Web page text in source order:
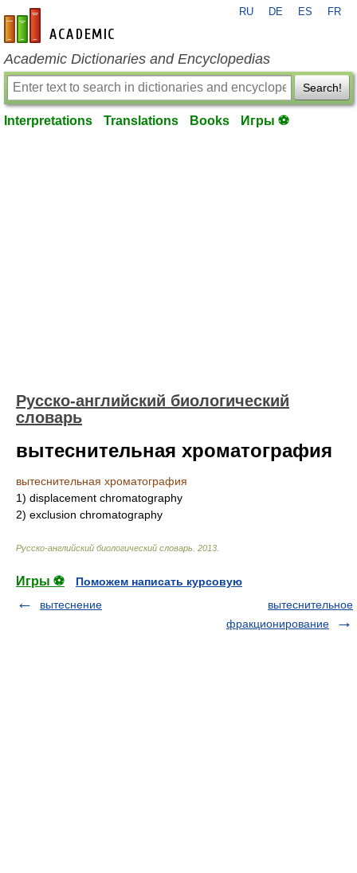
en-academic.com
RU DE ES FR
Academic Dictionaries and Encyclopedias
Search!
Interpretations Translations Books Игры ⚽
Русско-английский биологический
словарь
вытеснительная хроматография
вытеснительная хроматография
1) displacement chromatography
2) exclusion chromatography
Русско-английский биологический словарь 2013
Игры ⚽
Поможем написать курсовую
вытеснение
вытеснительное
фракционирование